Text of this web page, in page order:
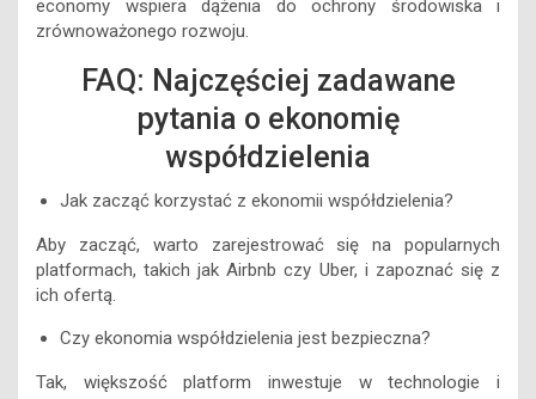
economy wspiera dążenia do ochrony środowiska i
zrównoważonego rozwoju.
FAQ: Najczęściej zadawane
pytania o ekonomię
współdzielenia
Jak zacząć korzystać z ekonomii współdzielenia?
Aby zacząć, warto zarejestrować się na popularnych
platformach, takich jak Airbnb czy Uber, i zapoznać się z
ich ofertą.
Czy ekonomia współdzielenia jest bezpieczna?
Tak, większość platform inwestuje w technologie i